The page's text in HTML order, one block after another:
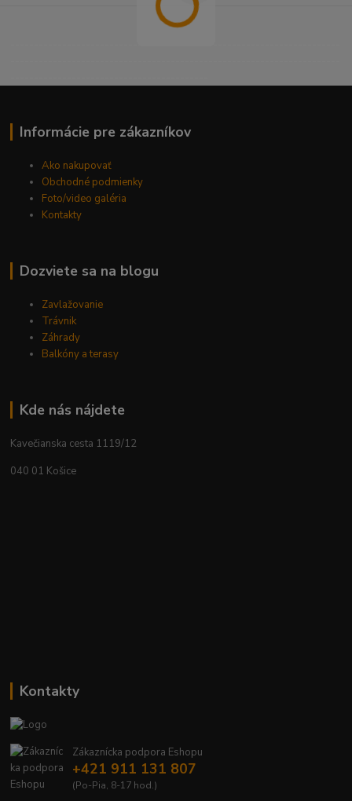
Informácie pre zákazníkov
Ako nakupovať
Obchodné podmienky
Foto/video galéria
Kontakty
Dozviete sa na blogu
Zavlažovanie
Trávnik
Záhrady
Balkóny a terasy
Kde nás nájdete
Kavečianska cesta 1119/12
040 01 Košice
Kontakty
Zákaznícka podpora Eshopu
+421 911 131 807
(Po-Pia, 8-17 hod.)